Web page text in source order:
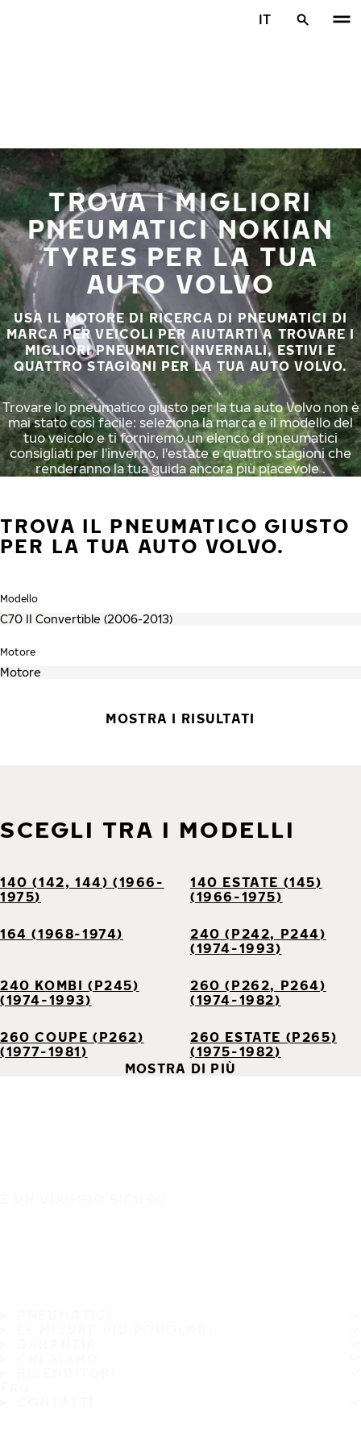
IT
TROVA I MIGLIORI
PNEUMATICI NOKIAN
TYRES PER LA TUA
AUTO VOLVO
USA IL MOTORE DI RICERCA DI PNEUMATICI DI
MARCA PER VEICOLI PER AIUTARTI A TROVARE I
MIGLIORI PNEUMATICI INVERNALI, ESTIVI E
QUATTRO STAGIONI PER LA TUA AUTO VOLVO.
Trovare lo pneumatico giusto per la tua auto Volvo non è
mai stato così facile: seleziona la marca e il modello del
tuo veicolo e ti forniremo un elenco di pneumatici
consigliati per l'inverno, l'estate e quattro stagioni che
renderanno la tua guida ancora più piacevole .
TROVA IL PNEUMATICO GIUSTO
PER LA TUA AUTO VOLVO.
Modello
Motore
MOSTRA I RISULTATI
SCEGLI TRA I MODELLI
140 (142, 144) (1966-
1975)
140 ESTATE (145)
(1966-1975)
164 (1968-1974)
240 (P242, P244)
(1974-1993)
240 KOMBI (P245)
(1974-1993)
260 (P262, P264)
(1974-1982)
260 COUPE (P262)
(1977-1981)
260 ESTATE (P265)
(1975-1982)
MOSTRA DI PIÙ